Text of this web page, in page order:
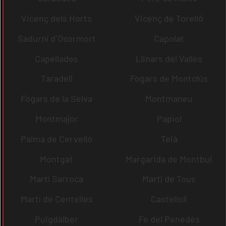
Vicenç dels Horts
Vicenç de Torelló
Sadurní d´Osormort
Capolat
Capellades
Llinars del Vallès
Taradell
Fogars de Montclús
Fogars de la Selva
Montmaneu
Montmajor
Papiol
Palma de Cervelló
Teià
Montgat
Margarida de Montbui
Martí Sarroca
Martí de Tous
Martí de Centelles
Castellolí
Puigdàlber
Fe del Penedès